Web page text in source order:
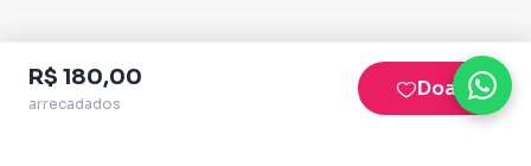
R$ 180,00
arrecadados
Doar